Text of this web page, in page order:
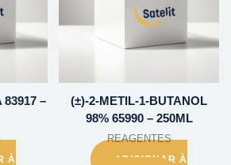
83917 –
À
(±)-2-METIL-1-BUTANOL
98% 65990 – 250ML
REAGENTES
ADICIONAR À